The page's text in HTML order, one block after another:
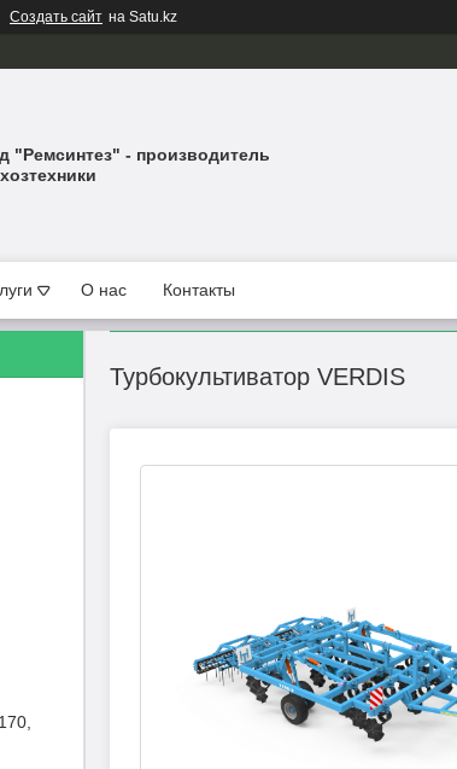
Создать сайт на Satu.kz
"Ремсинтез" - производитель
О нас Контакты
Турбокультиватор VERDIS